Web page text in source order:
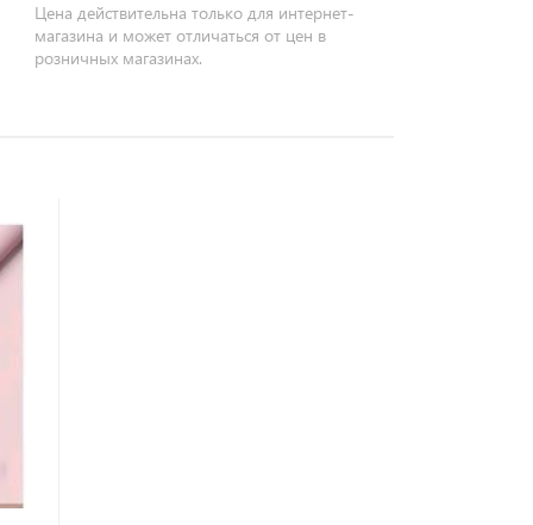
Цена действительна только для интернет-
магазина и может отличаться от цен в
розничных магазинах.